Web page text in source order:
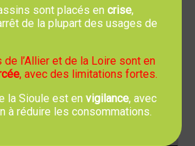
sont placés en crise,
de la plupart des usages de
l’Allier et de la Loire sont en
, avec des limitations fortes.
la Sioule est en vigilance, avec
à réduire les consommations.